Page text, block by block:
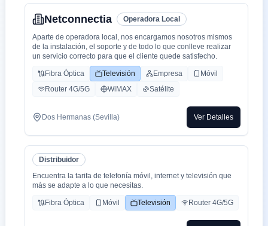
Netconnectia Operadora Local
Aparte de operadora local, nos encargamos nosotros mismos
de la instalación, el soporte y de todo lo que conlleve realizar
un servicio correcto para que el cliente quede satisfecho.
Fibra Óptica Televisión Empresa
Móvil
Router 4G/5G
WiMAX Satélite
Dos Hermanas (Sevilla) Ver Detalles
Distribuidor
Encuentra la tarifa de telefonía móvil, internet y televisión que
más se adapte a lo que necesitas.
Fibra Óptica Móvil Televisión Router 4G/5G